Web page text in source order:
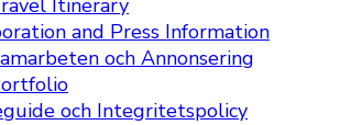
Itinerary
and Press Information
och Annonsering
och Integritetspolicy